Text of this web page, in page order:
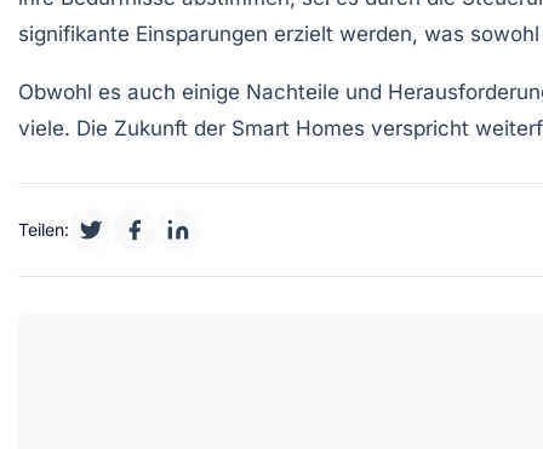
signifikante Einsparungen erzielt werden, was
Obwohl es auch einige Nachteile und
viele. Die Zukunft der Smart Homes verspricht
Teilen: